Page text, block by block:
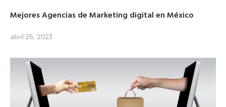
Mejores Agencias de Marketing digital en México
abril 26, 2023